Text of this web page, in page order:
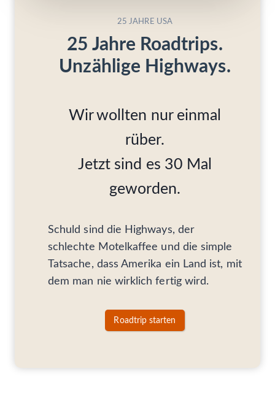
25 JAHRE USA
25 Jahre Roadtrips.
Unzählige Highways.
Wir wollten nur einmal
rüber.
Jetzt sind es 30 Mal
geworden.
Schuld sind die Highways, der
schlechte Motelkaffee und die simple
Tatsache, dass Amerika ein Land ist, mit
dem man nie wirklich fertig wird.
Roadtrip starten